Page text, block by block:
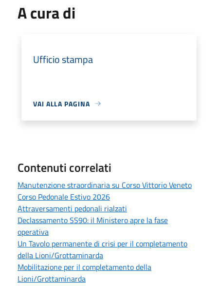
A cura di
Ufficio stampa
VAI ALLA PAGINA
Contenuti correlati
Manutenzione straordinaria su Corso Vittorio Veneto
Corso Pedonale Estivo 2026
Attraversamenti pedonali rialzati
Declassamento SS90: il Ministero apre la fase
operativa
Un Tavolo permanente di crisi per il completamento
della Lioni/Grottaminarda
Mobilitazione per il completamento della
Lioni/Grottaminarda